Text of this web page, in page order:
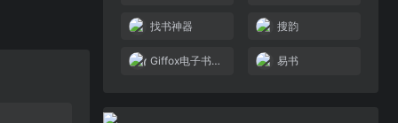
找书神器 搜韵
Giffox电子书搜索 易书